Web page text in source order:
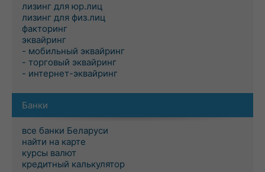
лизинг для юр.лиц
лизинг для физ.лиц
факторинг
эквайринг
- мобильный эквайринг
- торговый эквайринг
- интернет-эквайринг
Банки
все банки Беларуси
найти на карте
курсы валют
кредитный калькулятор